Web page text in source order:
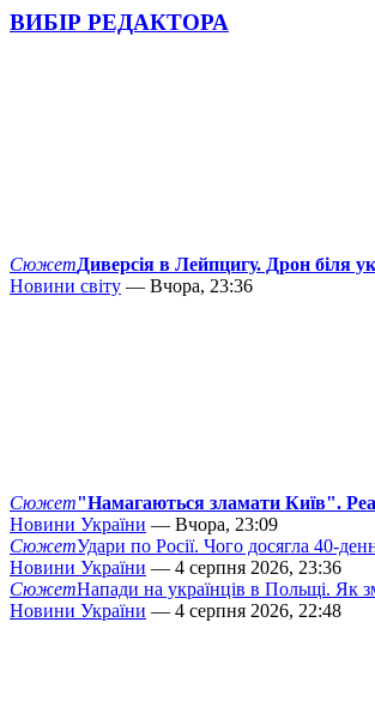
ВИБІР РЕДАКТОРА
СюжетДиверсія в Лейпцигу. Дрон біля
Новини світу — Вчора, 23:36
Сюжет"Намагаються зламати Київ".
Новини України — Вчора, 23:09
СюжетУдари по Росії. Чого досягла 40-
Новини України — 4 серпня 2026, 23:36
СюжетНапади на українців в Польщі. Як
Новини України — 4 серпня 2026, 22:48